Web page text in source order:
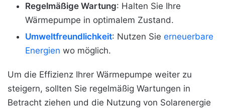
Regelmäßige Wartung: Halten Sie Ihre
Wärmepumpe in optimalem Zustand.
Umweltfreundlichkeit: Nutzen Sie erneuerbare
Energien wo möglich.
Um die Effizienz Ihrer Wärmepumpe weiter zu
steigern, sollten Sie regelmäßig Wartungen in
Betracht ziehen und die Nutzung von Solarenergie